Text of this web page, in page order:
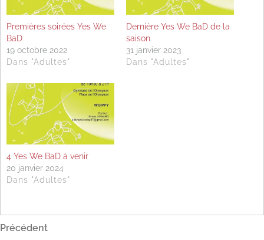
Premières soirées Yes We
BaD
19 octobre 2022
Dans "Adultes"
Dernière Yes We BaD de la
saison
31 janvier 2023
Dans "Adultes"
4 Yes We BaD à venir
20 janvier 2024
Dans "Adultes"
Navigation
Article
Précédent